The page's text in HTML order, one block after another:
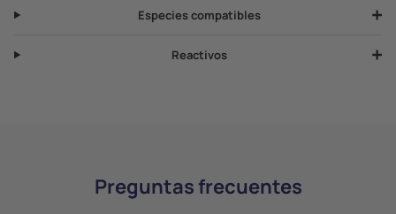
Especies compatibles
Reactivos
Preguntas frecuentes